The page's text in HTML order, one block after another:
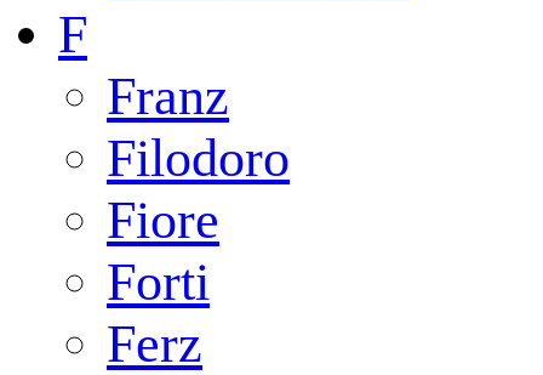
F
Franz
Filodoro
Fiore
Forti
Ferz